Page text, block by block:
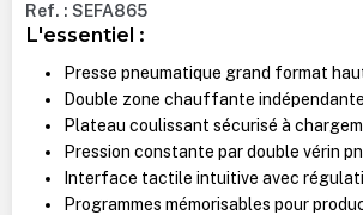
Ref. : SEFA865
L'essentiel :
Presse pneumatique grand format
Double zone chauffante
Plateau coulissant sécurisé à
Pression constante par double vérin
Interface tactile intuitive avec
Programmes mémorisables pour